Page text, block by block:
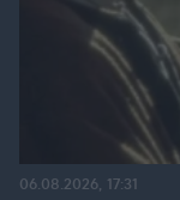
06.08.2026, 17:31